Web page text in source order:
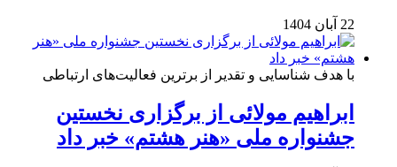
22 آبان 1404
با هدف شناسایی و تقدیر از برترین فعالیت‌های ارتباطی
ابراهیم مولائی از برگزاری نخستین
جشنواره ملی «هنر هشتم» خبر داد